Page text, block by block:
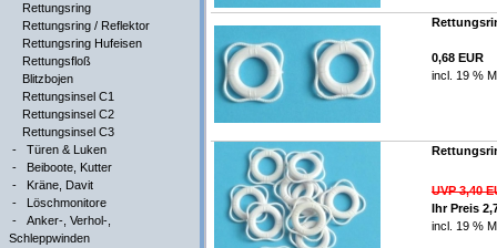
Rettungsring
Rettungsring / Reflektor
Rettungsring Hufeisen
Rettungsfloß
Blitzbojen
Rettungsinsel C1
Rettungsinsel C2
Rettungsinsel C3
- Türen & Luken
- Beiboote, Kutter
- Kräne, Davit
- Löschmonitore
- Anker-, Verhol-,
Schleppwinden
0,68 EUR
incl. 19 %
UVP 3,40
Ihr Preis
incl. 19 %